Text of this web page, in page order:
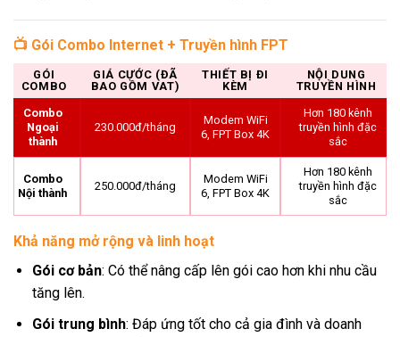
📺 Gói Combo Internet + Truyền hình FPT
GÓI
COMBO
GIÁ CƯỚC (ĐÃ
BAO GỒM VAT)
THIẾT BỊ ĐI
KÈM
NỘI DUNG
TRUYỀN HÌNH
Combo
Ngoại
thành
230.000đ/tháng
Modem WiFi
6, FPT Box 4K
Hơn 180 kênh
truyền hình đặc
sắc
Combo
Nội thành
250.000đ/tháng
Modem WiFi
6, FPT Box 4K
Hơn 180 kênh
truyền hình đặc
sắc
Khả năng mở rộng và linh hoạt
Gói cơ bản: Có thể nâng cấp lên gói cao hơn khi nhu cầu
tăng lên.
Gói trung bình: Đáp ứng tốt cho cả gia đình và doanh